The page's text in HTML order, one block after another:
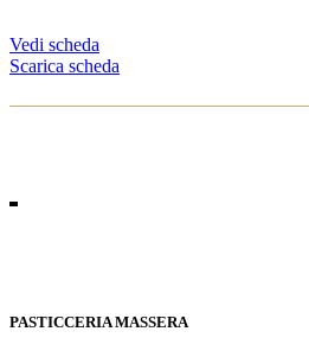
Vedi scheda
Scarica scheda
PASTICCERIA MASSERA